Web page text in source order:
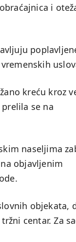
i
kreću kroz
se na
naseljima
objavljenim
objekata,
centar. Za